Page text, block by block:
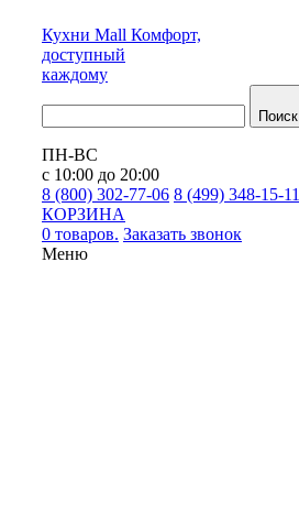
Кухни Mall Комфорт,
доступный
каждому
Поиск
ПН-ВС
с 10:00 до 20:00
8 (800) 302-77-06 8 (499) 348-15-11
КОРЗИНА
0 товаров. Заказать звонок
Меню